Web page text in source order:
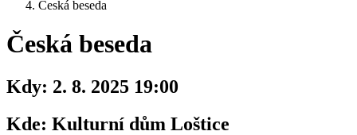
Česká beseda
Česká beseda
Kdy: 2. 8. 2025 19:00
Kde: Kulturní dům Loštice